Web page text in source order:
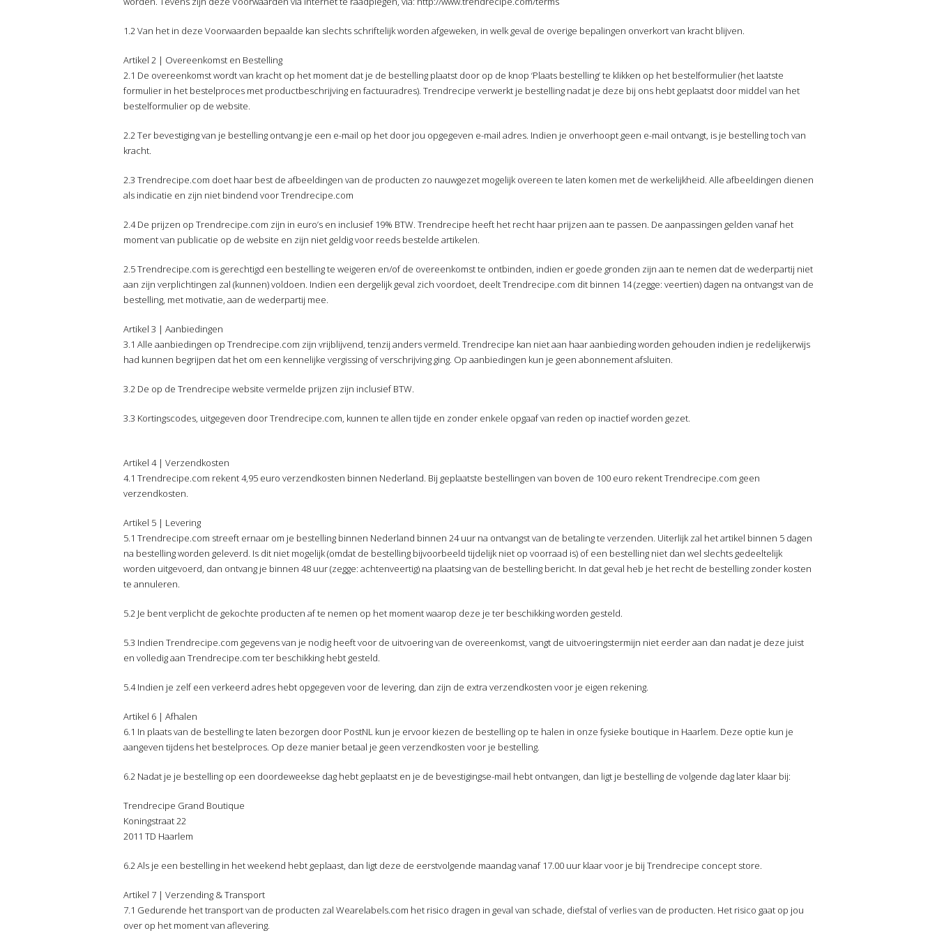
1.2 Van het in deze Voorwaarden bepaalde kan slechts schriftelijk worden afgeweken, in welk geval de overige bepalingen onverkort van kracht blijven.
Artikel 2 | Overeenkomst en Bestelling
2.1 De overeenkomst wordt van kracht op het moment dat je de bestelling plaatst door op de knop ‘Plaats bestelling’ te klikken op het bestelformulier (het laatste
formulier in het bestelproces met productbeschrijving en factuuradres). Trendrecipe verwerkt je bestelling nadat je deze bij ons hebt geplaatst door middel van het
bestelformulier op de website.
2.2 Ter bevestiging van je bestelling ontvang je een e-mail op het door jou opgegeven e-mail adres. Indien je onverhoopt geen e-mail ontvangt, is je bestelling toch van
kracht.
2.3 Trendrecipe.com doet haar best de afbeeldingen van de producten zo nauwgezet mogelijk overeen te laten komen met de werkelijkheid. Alle afbeeldingen dienen
als indicatie en zijn niet bindend voor Trendrecipe.com
2.4 De prijzen op Trendrecipe.com zijn in euro’s en inclusief 19% BTW. Trendrecipe heeft het recht haar prijzen aan te passen. De aanpassingen gelden vanaf het
moment van publicatie op de website en zijn niet geldig voor reeds bestelde artikelen.
2.5 Trendrecipe.com is gerechtigd een bestelling te weigeren en/of de overeenkomst te ontbinden, indien er goede gronden zijn aan te nemen dat de wederpartij niet
aan zijn verplichtingen zal (kunnen) voldoen. Indien een dergelijk geval zich voordoet, deelt Trendrecipe.com dit binnen 14 (zegge: veertien) dagen na ontvangst van de
bestelling, met motivatie, aan de wederpartij mee.
Artikel 3 | Aanbiedingen
3.1 Alle aanbiedingen op Trendrecipe.com zijn vrijblijvend, tenzij anders vermeld. Trendrecipe kan niet aan haar aanbieding worden gehouden indien je redelijkerwijs
had kunnen begrijpen dat het om een kennelijke vergissing of verschrijving ging. Op aanbiedingen kun je geen abonnement afsluiten.
3.2 De op de Trendrecipe website vermelde prijzen zijn inclusief BTW.
3.3 Kortingscodes, uitgegeven door Trendrecipe.com, kunnen te allen tijde en zonder enkele opgaaf van reden op inactief worden gezet.
Artikel 4 | Verzendkosten
4.1 Trendrecipe.com rekent 4,95 euro verzendkosten binnen Nederland. Bij geplaatste bestellingen van boven de 100 euro rekent Trendrecipe.com geen
verzendkosten.
Artikel 5 | Levering
5.1 Trendrecipe.com streeft ernaar om je bestelling binnen Nederland binnen 24 uur na ontvangst van de betaling te verzenden. Uiterlijk zal het artikel binnen 5 dagen
na bestelling worden geleverd. Is dit niet mogelijk (omdat de bestelling bijvoorbeeld tijdelijk niet op voorraad is) of een bestelling niet dan wel slechts gedeeltelijk
worden uitgevoerd, dan ontvang je binnen 48 uur (zegge: achtenveertig) na plaatsing van de bestelling bericht. In dat geval heb je het recht de bestelling zonder kosten
te annuleren.
5.2 Je bent verplicht de gekochte producten af te nemen op het moment waarop deze je ter beschikking worden gesteld.
5.3 Indien Trendrecipe.com gegevens van je nodig heeft voor de uitvoering van de overeenkomst, vangt de uitvoeringstermijn niet eerder aan dan nadat je deze juist
en volledig aan Trendrecipe.com ter beschikking hebt gesteld.
5.4 Indien je zelf een verkeerd adres hebt opgegeven voor de levering, dan zijn de extra verzendkosten voor je eigen rekening.
Artikel 6 | Afhalen
6.1 In plaats van de bestelling te laten bezorgen door PostNL kun je ervoor kiezen de bestelling op te halen in onze fysieke boutique in Haarlem. Deze optie kun je
aangeven tijdens het bestelproces. Op deze manier betaal je geen verzendkosten voor je bestelling.
6.2 Nadat je je bestelling op een doordeweekse dag hebt geplaatst en je de bevestigingse-mail hebt ontvangen, dan ligt je bestelling de volgende dag later klaar bij:
Trendrecipe Grand Boutique
Koningstraat 22
2011 TD Haarlem
6.2 Als je een bestelling in het weekend hebt geplaast, dan ligt deze de eerstvolgende maandag vanaf 17.00 uur klaar voor je bij Trendrecipe concept store.
Artikel 7 | Verzending & Transport
7.1 Gedurende het transport van de producten zal Wearelabels.com het risico dragen in geval van schade, diefstal of verlies van de producten. Het risico gaat op jou
over op het moment van aflevering.